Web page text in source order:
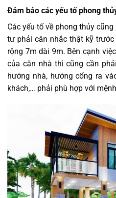
Đảm bảo các yếu tố phong
Các yếu tố về phong thủy
tư phải cân nhắc thật kỹ
rộng 7m dài 9m. Bên cạnh
của căn nhà thì cũng cần
hướng nhà, hướng cổng ra
khách,… phải phù hợp với